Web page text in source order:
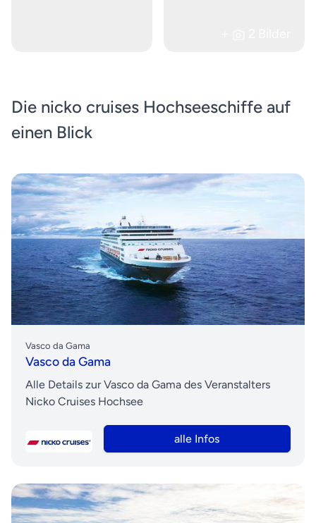
Die nicko cruises Hochseeschiffe auf
einen Blick
Vasco da Gama
Vasco da Gama
Alle Details zur Vasco da Gama des Veranstalters
Nicko Cruises Hochsee
alle Infos